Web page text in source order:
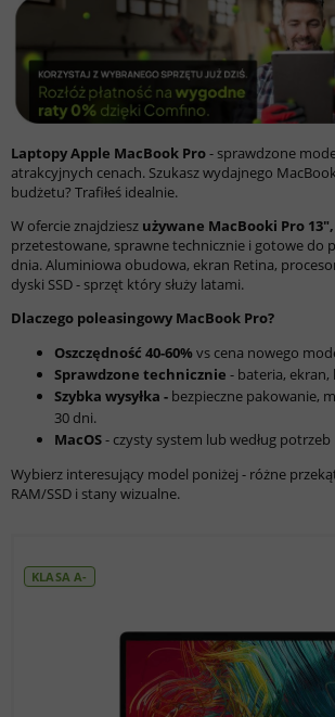
Laptopy Apple MacBook Pro- sprawdzone
atrakcyjnych cenach. Szukasz wydajnego
budżetu? Trafiłeś idealnie.
W ofercie znajdziesz używane MacBooki Pro 13",
przetestowane, sprawne technicznie i gotowe do
dnia. Aluminiowa obudowa, ekran Retina,
dyski SSD - sprzęt który służy latami.
Dlaczego poleasingowy MacBook Pro?
Oszczędność 40-60% vs cena nowego
Sprawdzone technicznie - bateria,
Szybka wysyłka - bezpieczne pakowanie,
30 dni.
MacOS- czysty system lub według potrzeb
Wybierz interesujący model poniżej - różne
RAM/SSD i stany wizualne.
KLASA A-